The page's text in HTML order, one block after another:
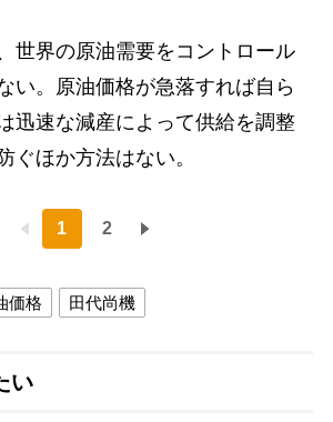
世界の原油需要をコントロール
い。原油価格が急落すれば自ら
迅速な減産によって供給を調整
ぐほか方法はない。
1 2
価格 田代尚機
い